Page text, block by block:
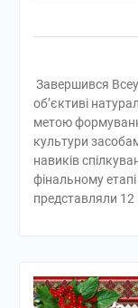
Завершився
об’єктиві
метою
культури
навиків
фінальному
представляли